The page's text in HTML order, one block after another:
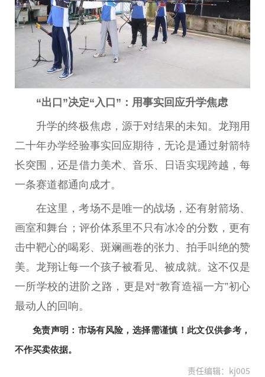
“出口”决定“入口”：用事实回应升学焦虑
升学的终极焦虑，源于对结果的未知。龙翔用
二十年办学经验事实回应期待，无论是通过射箭特
长突围，还是借力美术、音乐、日语实现跨越，每
一条赛道都通向成才。
在这里，考场不是唯一的战场，还有射箭场、
画室和舞台 ；评价体系里不只有冰冷的分数，更有
击中靶心的喝彩、斑斓画卷的张力、拍手叫绝的赞
美。龙翔让每一个孩子被看见、被成就。这不仅是
一所学校的进阶之路，更是对“教育造福一方”初心
最动人的回响。
免责声明：市场有风险，选择需谨慎！此文仅供参考，
不作买卖依据。
责任编辑：kj005